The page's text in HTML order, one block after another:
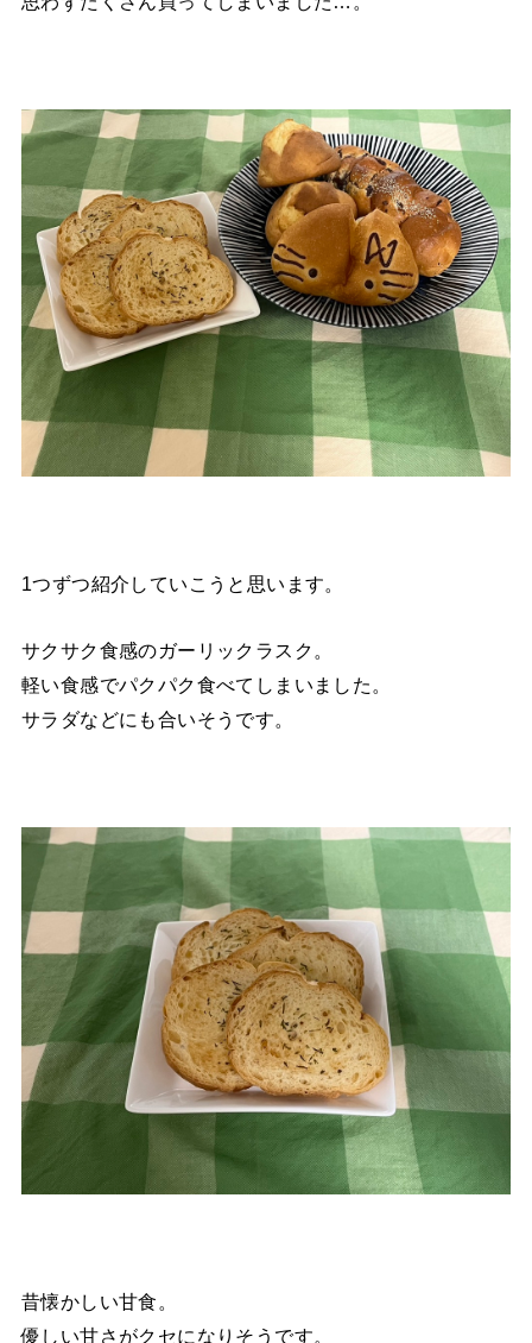
1つずつ紹介していこうと思います。
サクサク食感のガーリックラスク。
軽い食感でパクパク食べてしまいました。
サラダなどにも合いそうです。
昔懐かしい甘食。
優しい甘さがクセになりそうです。